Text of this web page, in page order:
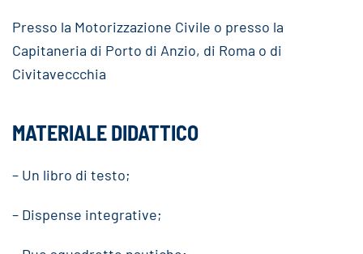
Presso la Motorizzazione Civile o presso la
Capitaneria di Porto di Anzio, di Roma o di
Civitaveccchia
MATERIALE DIDATTICO
– Un libro di testo;
– Dispense integrative;